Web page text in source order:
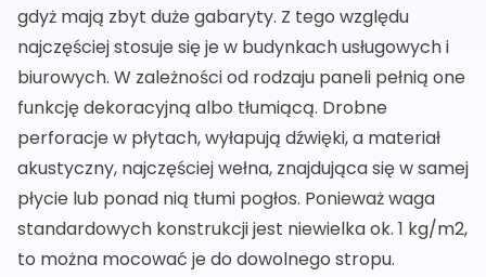
gdyż mają zbyt duże gabaryty. Z tego względu
najczęściej stosuje się je w budynkach usługowych i
biurowych. W zależności od rodzaju paneli pełnią one
funkcję dekoracyjną albo tłumiącą. Drobne
perforacje w płytach, wyłapują dźwięki, a materiał
akustyczny, najczęściej wełna, znajdująca się w samej
płycie lub ponad nią tłumi pogłos. Ponieważ waga
standardowych konstrukcji jest niewielka ok. 1 kg/m2,
to można mocować je do dowolnego stropu.